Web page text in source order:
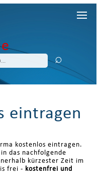
eintragen
kostenlos eintragen.
das nachfolgende
kürzester Zeit im
frei - kostenfrei und